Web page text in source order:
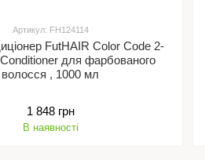
Артикул: FH124114
FutHAIR Color Code 2-
для фарбованого
волосся , 1000 мл
1 848 грн
В наявності